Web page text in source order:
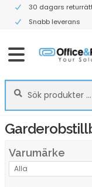
30 dagars
Snabb leverans
Sök
efter:
Sök
Varumärke
Alla